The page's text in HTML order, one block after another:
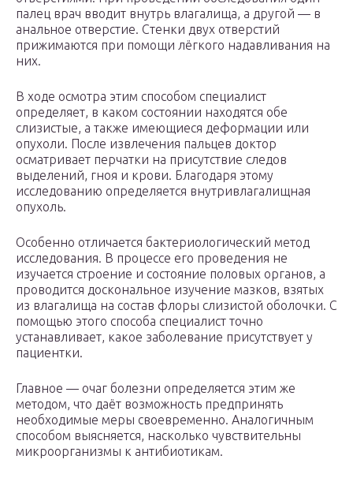
палец врач вводит внутрь влагалища, а другой — в
анальное отверстие. Стенки двух отверстий
прижимаются при помощи лёгкого надавливания на
них.
В ходе осмотра этим способом специалист
определяет, в каком состоянии находятся обе
слизистые, а также имеющиеся деформации или
опухоли. После извлечения пальцев доктор
осматривает перчатки на присутствие следов
выделений, гноя и крови. Благодаря этому
исследованию определяется внутривлагалищная
опухоль.
Особенно отличается бактериологический метод
исследования. В процессе его проведения не
изучается строение и состояние половых органов, а
проводится доскональное изучение мазков, взятых
из влагалища на состав флоры слизистой оболочки. С
помощью этого способа специалист точно
устанавливает, какое заболевание присутствует у
пациентки.
Главное — очаг болезни определяется этим же
методом, что даёт возможность предпринять
необходимые меры своевременно. Аналогичным
способом выясняется, насколько чувствительны
микроорганизмы к антибиотикам.